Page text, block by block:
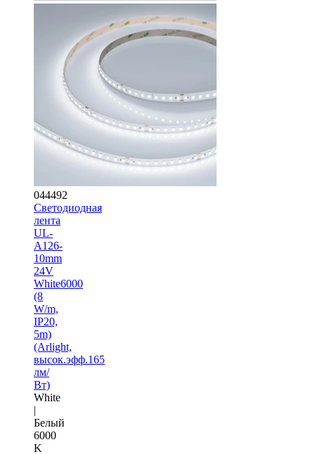
044492
Светодиодная
лента
UL-
A126-
10mm
24V
White6000
(8
W/m,
IP20,
5m)
(Arlight,
высок.эфф.165
лм/
Вт)
White
|
Белый
6000
K